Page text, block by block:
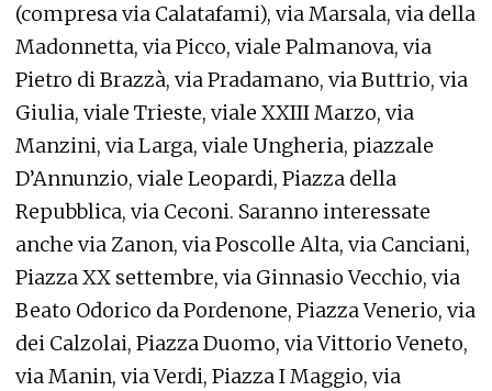
(compresa via Calatafami), via Marsala, via della
Madonnetta, via Picco, viale Palmanova, via
Pietro di Brazzà, via Pradamano, via Buttrio, via
Giulia, viale Trieste, viale XXIII Marzo, via
Manzini, via Larga, viale Ungheria, piazzale
D’Annunzio, viale Leopardi, Piazza della
Repubblica, via Ceconi. Saranno interessate
anche via Zanon, via Poscolle Alta, via Canciani,
Piazza XX settembre, via Ginnasio Vecchio, via
Beato Odorico da Pordenone, Piazza Venerio, via
dei Calzolai, Piazza Duomo, via Vittorio Veneto,
via Manin, via Verdi, Piazza I Maggio, via